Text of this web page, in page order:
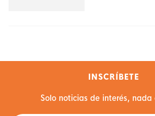
INSCRÍBETE
Solo noticias de interés, nada